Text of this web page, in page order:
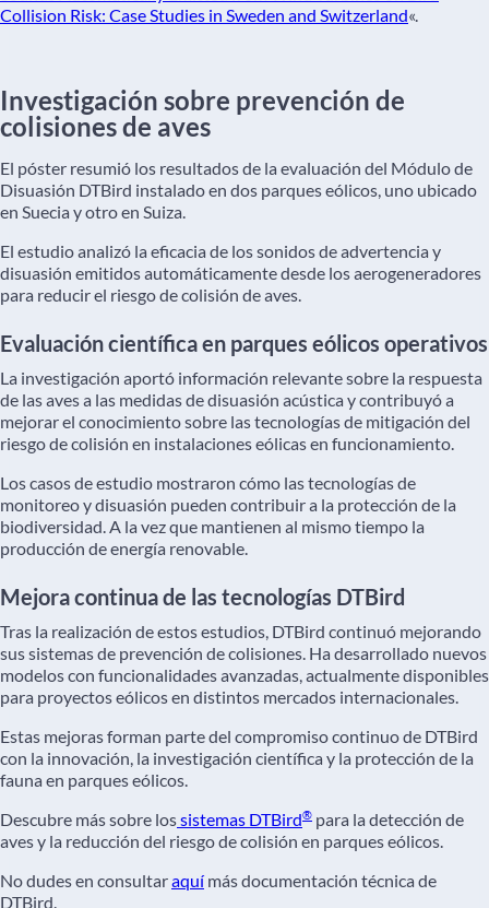
Collision Risk: Case Studies in Sweden and Switzerland«.
Investigación sobre prevención de
colisiones de aves
El póster resumió los resultados de la evaluación del Módulo de
Disuasión DTBird instalado en dos parques eólicos, uno ubicado
en Suecia y otro en Suiza.
El estudio analizó la eficacia de los sonidos de advertencia y
disuasión emitidos automáticamente desde los aerogeneradores
para reducir el riesgo de colisión de aves.
Evaluación científica en parques eólicos operativos
La investigación aportó información relevante sobre la respuesta
de las aves a las medidas de disuasión acústica y contribuyó a
mejorar el conocimiento sobre las tecnologías de mitigación del
riesgo de colisión en instalaciones eólicas en funcionamiento.
Los casos de estudio mostraron cómo las tecnologías de
monitoreo y disuasión pueden contribuir a la protección de la
biodiversidad. A la vez que mantienen al mismo tiempo la
producción de energía renovable.
Mejora continua de las tecnologías DTBird
Tras la realización de estos estudios, DTBird continuó mejorando
sus sistemas de prevención de colisiones. Ha desarrollado nuevos
modelos con funcionalidades avanzadas, actualmente disponibles
para proyectos eólicos en distintos mercados internacionales.
Estas mejoras forman parte del compromiso continuo de DTBird
con la innovación, la investigación científica y la protección de la
fauna en parques eólicos.
Descubre más sobre lossistemas DTBird® para la detección de
aves y la reducción del riesgo de colisión en parques eólicos.
No dudes en consultaraquí más documentación técnica de
DTBird.